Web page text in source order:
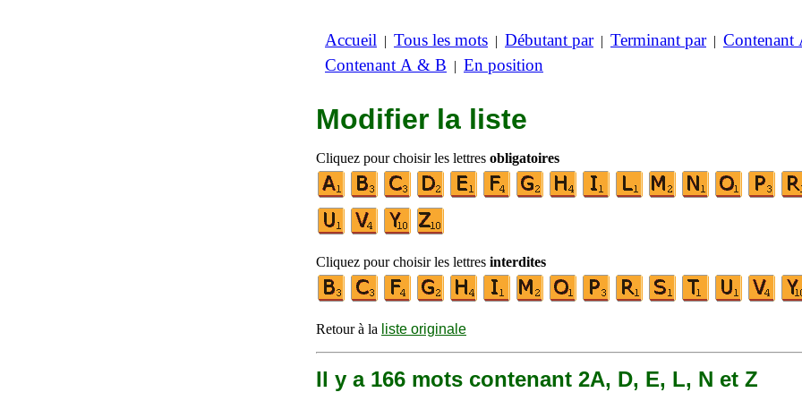
Accueil | Tous les mots | Débutant par| Terminant par| Contenant
Contenant A & B | En position
Modifier la liste
Cliquez pour choisir les lettres obligatoires
Cliquez pour choisir les lettres interdites
Retour à la liste originale
Il y a 166 mots contenant 2A, D, E, L, N et Z